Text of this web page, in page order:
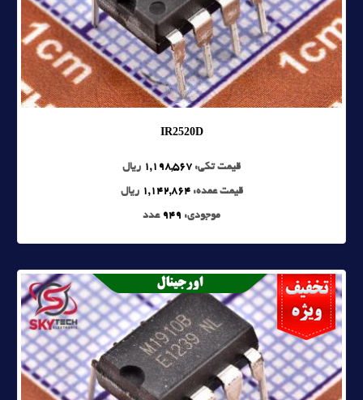
IR2520D
قیمت تکی: 1,198,567 ریال
قیمت عمده:1,142,864 ریال
موجودی: 949 عدد